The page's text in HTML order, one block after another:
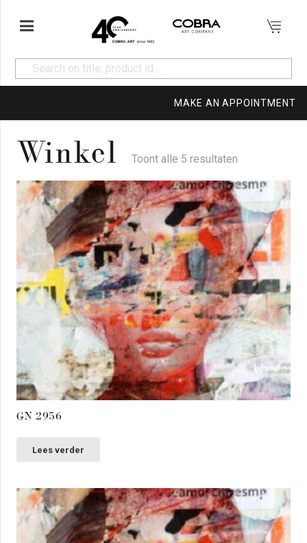
MAKE AN APPOINTMENT
Winkel Toont alle 5 resultaten
GN 2956
Lees verder